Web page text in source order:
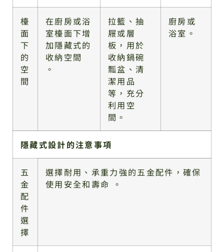
檯
面
下
的
空
間
在廚房或浴
室檯面下增
加隱藏式的
收納空間
。
拉籃、抽
屜或層
板，用於
收納鍋碗
瓢盆、清
潔用品
等，充分
利用空
間。
廚房或
浴室。
隱藏式設計的注意事項
五
金
配
件
選
擇
選擇耐用、承重力強的五金配件，確保
使用安全和壽命 。